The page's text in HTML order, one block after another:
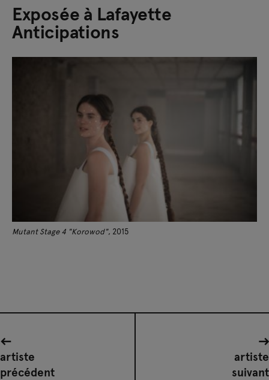
Exposée à Lafayette
Anticipations
Mutant Stage 4 "Korowod", 2015
artiste
précédent
artiste
suivant